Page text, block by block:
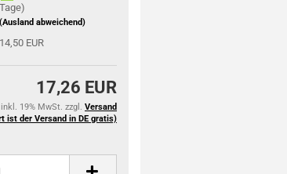
Tage)
(Ausland abweichend)
14,50 EUR
17,26 EUR
inkl. 19% MwSt. zzgl. Versand
ist der Versand in DE gratis)